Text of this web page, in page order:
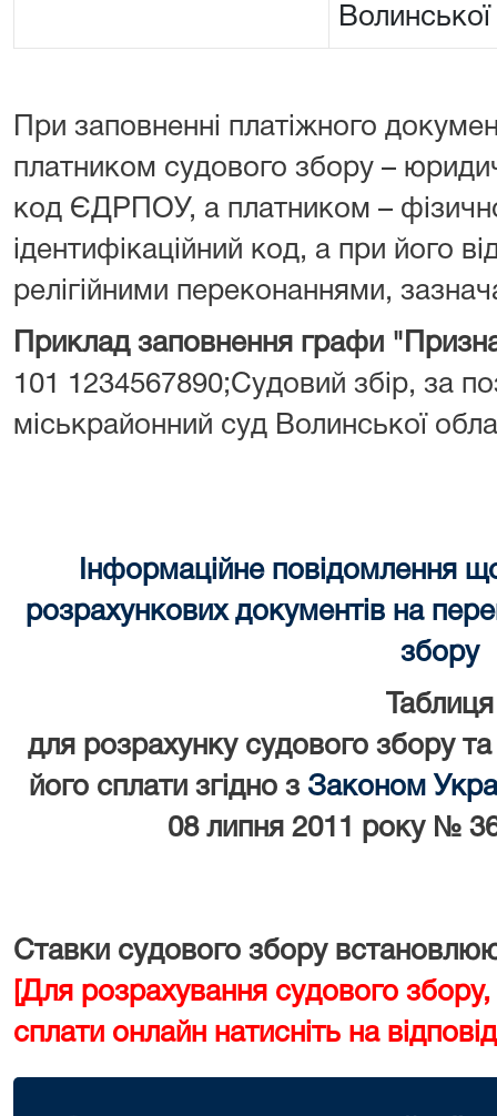
При заповненні платіжного
платником судового збору –
код ЄДРПОУ, а платником –
ідентифікаційний код, а при його
релігійними переконаннями,
Приклад заповнення графи
101 1234567890;Судовий збір, за
міськрайонний суд Волинської
Інформаційне повідомлення
розрахункових документів на
збору
Таблиця
для розрахунку судового збору
його сплати згідно з Законом
08 липня 2011 року №
Ставки судового збору
[Для розрахування судового
сплати онлайн натисніть на